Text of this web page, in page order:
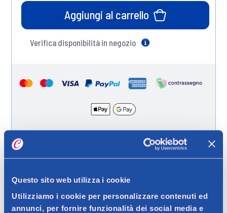
Questo sito web utilizza i cookie
Utilizziamo i cookie per personalizzare contenuti ed
annunci, per fornire funzionalità dei social media e
Aggiungi al carrello
Verifica disponibilità in negozio
Dettagli prodotto